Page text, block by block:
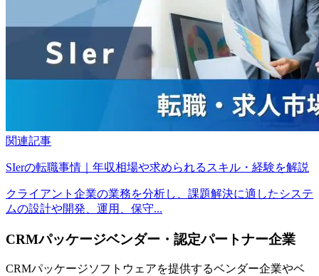
関連記事
SIerの転職事情｜年収相場や求められるスキル・経験を解説
クライアント企業の業務を分析し、課題解決に適したシステ
ムの設計や開発、運用、保守...
CRMパッケージベンダー・認定パートナー企業
CRMパッケージソフトウェアを提供するベンダー企業やベ